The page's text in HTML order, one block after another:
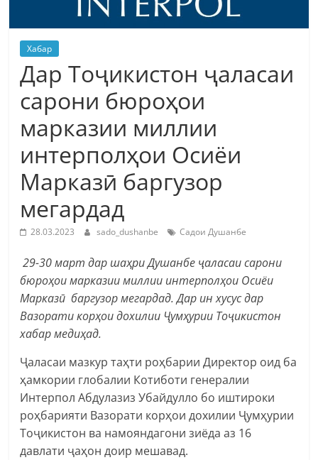
Хабар
Дар Тоҷикистон ҷаласаи
сарони бюроҳои
марказии миллии
интерполҳои Осиёи
Марказӣ баргузор
мегардад
28.03.2023 sado_dushanbe Садои Душанбе
29-30 март дар шаҳри Душанбе ҷаласаи сарони
бюроҳои марказии миллии интерполҳои Осиёи
Марказӣ баргузор мегардад. Дар ин хусус дар
Вазорати корҳои дохилии Ҷумҳурии Тоҷикистон
хабар медиҳад.
Ҷаласаи мазкур таҳти роҳбарии Директор оид ба
ҳамкории глобалии Котиботи генералии
Интерпол Абдулазиз Убайдулло бо иштироки
роҳбарияти Вазорати корҳои дохилии Ҷумҳурии
Тоҷикистон ва намояндагони зиёда аз 16
давлати ҷаҳон доир мешавад.